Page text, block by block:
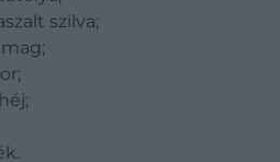
szilva;